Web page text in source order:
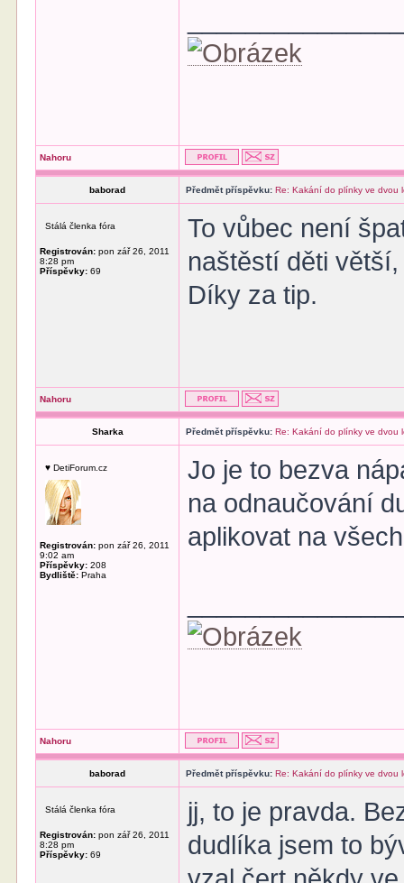
Nahoru
baborad Předmět příspěvku: Re: Kakání do plínky ve dvou
Stálá členka fóra
Registrován: pon zář 26, 2011
8:28 pm
Příspěvky: 69
To vůbec není
naštěstí děti
Díky za tip.
Nahoru
Sharka Předmět příspěvku: Re: Kakání do plínky ve dvou
♥ DetiForum.cz
Registrován: pon zář 26, 2011
9:02 am
Příspěvky: 208
Bydliště: Praha
Jo je to bezva
na odnaučování
aplikovat na
Nahoru
baborad Předmět příspěvku: Re: Kakání do plínky ve dvou
Stálá členka fóra
Registrován: pon zář 26, 2011
8:28 pm
Příspěvky: 69
jj, to je pravda.
dudlíka jsem to